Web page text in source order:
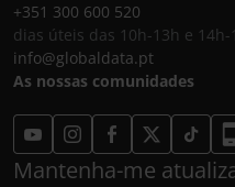
+351 300 600 520
dias úteis das 10h-13h e 14h-
info@globaldata.pt
As nossas comunidades
Mantenha-me